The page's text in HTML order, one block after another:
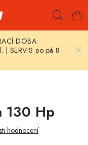
DOBA:
| SERVIS po-pá 8-
130 Hp
hodnocení